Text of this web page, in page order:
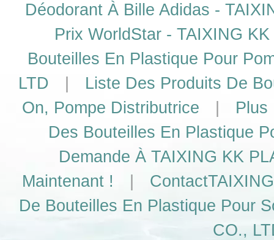
Déodorant À Bille Adidas -
Prix WorldStar - TAIXING
Bouteilles En Plastique Pour
LTD
Liste Des Produits De
On, Pompe Distributrice
Plus
Des Bouteilles En Plastique
Demande À TAIXING KK
Maintenant !
De Bouteilles En Plastique Pour
CO.,